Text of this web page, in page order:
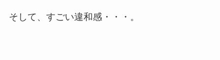
そして、すごい違和感・・・。